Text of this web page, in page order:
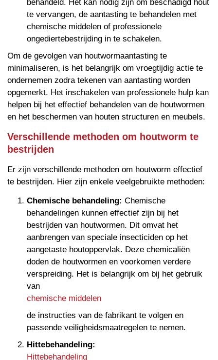
behandeld. Het kan nodig zijn om beschadigd hout
te vervangen, de aantasting te behandelen met
chemische middelen of professionele
ongediertebestrijding in te schakelen.
Om de gevolgen van houtwormaantasting te
minimaliseren, is het belangrijk om vroegtijdig actie te
ondernemen zodra tekenen van aantasting worden
opgemerkt. Het inschakelen van professionele hulp kan
helpen bij het effectief behandelen van de houtwormen
en het beschermen van houten structuren en meubels.
Verschillende methoden om houtworm te
bestrijden
Er zijn verschillende methoden om houtworm effectief
te bestrijden. Hier zijn enkele veelgebruikte methoden:
Chemische behandeling: Chemische
behandelingen kunnen effectief zijn bij het
bestrijden van houtwormen. Dit omvat het
aanbrengen van speciale insecticiden op het
aangetaste houtoppervlak. Deze chemicaliën
doden de houtwormen en voorkomen verdere
verspreiding. Het is belangrijk om bij het gebruik
van
chemische middelen
de instructies van de fabrikant te volgen en
passende veiligheidsmaatregelen te nemen.
Hittebehandeling:
Hittebehandeling